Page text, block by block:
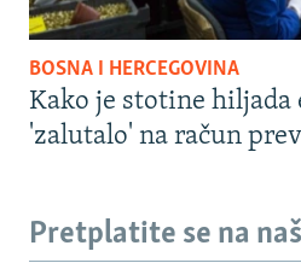
BOSNA I HERCEGOVINA
Kako je stotine hiljada
'zalutalo' na račun
Pretplatite se na